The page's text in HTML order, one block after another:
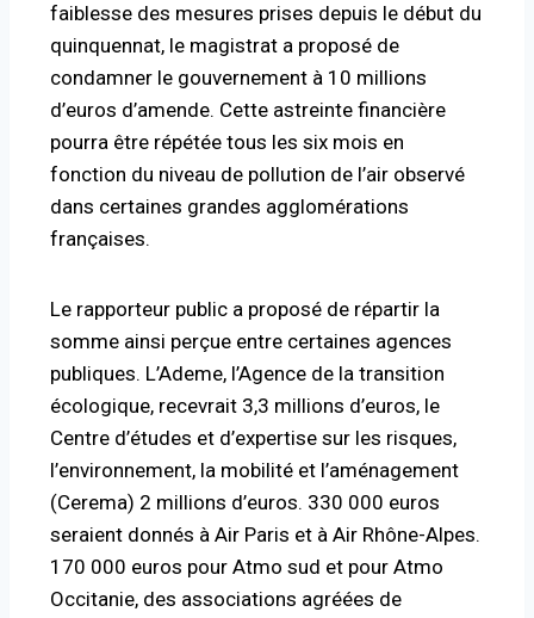
faiblesse des mesures prises depuis le début du
quinquennat, le magistrat a proposé de
condamner le gouvernement à 10 millions
d’euros d’amende. Cette astreinte financière
pourra être répétée tous les six mois en
fonction du niveau de pollution de l’air observé
dans certaines grandes agglomérations
françaises.
Le rapporteur public a proposé de répartir la
somme ainsi perçue entre certaines agences
publiques. L’Ademe, l’Agence de la transition
écologique, recevrait 3,3 millions d’euros, le
Centre d’études et d’expertise sur les risques,
l’environnement, la mobilité et l’aménagement
(Cerema) 2 millions d’euros. 330 000 euros
seraient donnés à Air Paris et à Air Rhône-Alpes.
170 000 euros pour Atmo sud et pour Atmo
Occitanie, des associations agréées de